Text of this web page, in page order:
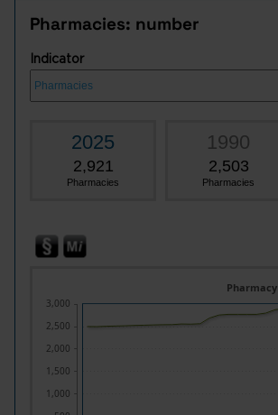
Pharmacies: number
Indicator
2025
2,921
Pharmacies
1990
2,503
Pharmacies
Pharmacy
1,000
1,500
2,000
2,500
3,000